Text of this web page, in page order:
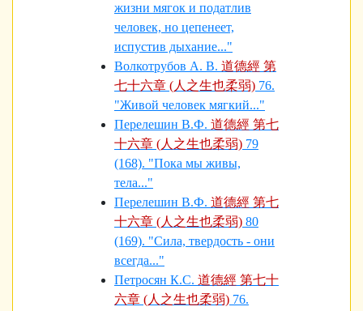
жизни мягок и податлив
человек, но цепенеет,
испустив дыхание..."
Волкотрубов А. В. 道德經 第
七十六章 (人之生也柔弱) 76.
"Живой человек мягкий..."
Перелешин В.Ф. 道德經 第七
十六章 (人之生也柔弱) 79
(168). "Пока мы живы,
тела..."
Перелешин В.Ф. 道德經 第七
十六章 (人之生也柔弱) 80
(169). "Сила, твердость - они
всегда..."
Петросян К.С. 道德經 第七十
六章 (人之生也柔弱) 76.